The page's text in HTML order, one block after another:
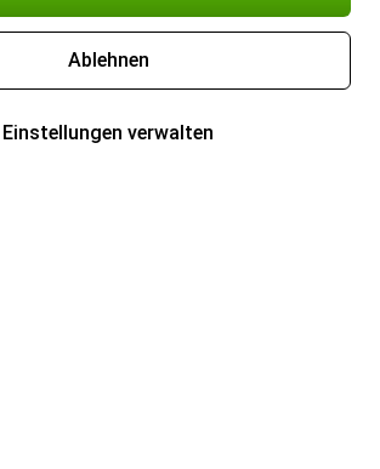
Ablehnen
Einstellungen verwalten